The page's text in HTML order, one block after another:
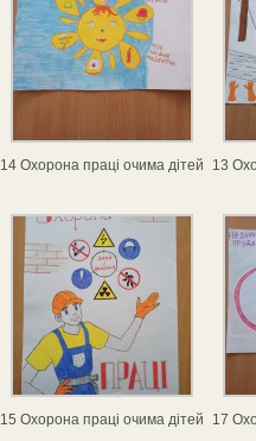
14 Охорона праці очима дітей 13
15 Охорона праці очима дітей 17